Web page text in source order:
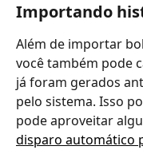
Importando
Além de importar
você também pode
já foram gerados
pelo sistema. Isso
pode aproveitar
disparo automático